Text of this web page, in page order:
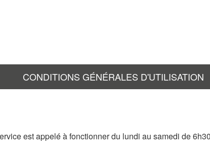
CONDITIONS GÉNÉRALES D'UTILISATION
est appelé à fonctionner du lundi au samedi de